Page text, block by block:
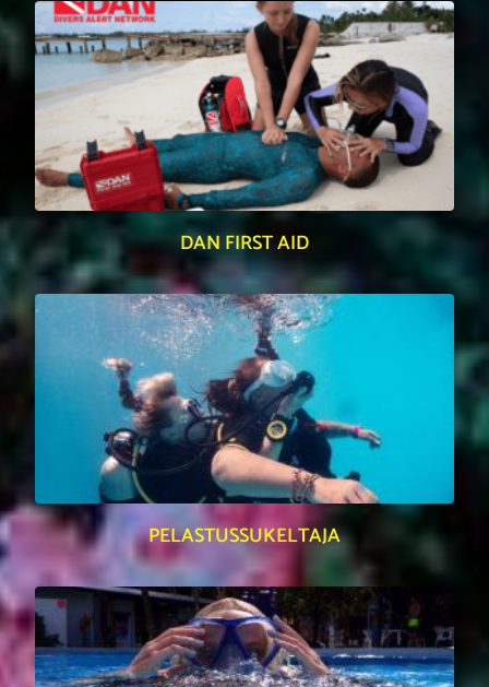
DAN FIRST AID
PELASTUSSUKELTAJA